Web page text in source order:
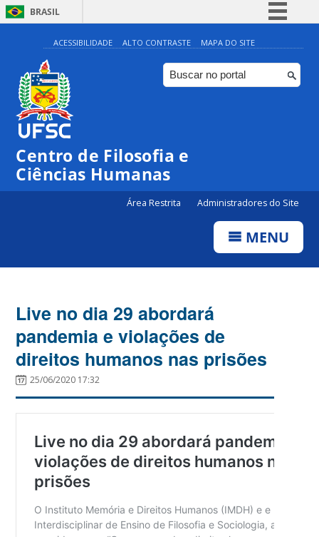
BRASIL
Simplifique!
Comunica BR
Participe
ACESSIBILIDADE ALTO CONTRASTE MAPA DO SITE
Centro de Filosofia e
Ciências Humanas
Área Restrita Administradores do Site
MENU
Live no dia 29 abordará
pandemia e violações de
direitos humanos nas prisões
25/06/2020 17:32